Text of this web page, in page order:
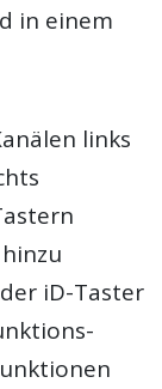
in einem
links
iD-Taster